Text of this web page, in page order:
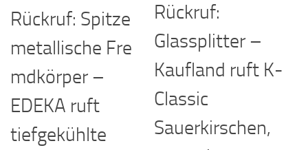
Rückruf: Spitze
metallische Fre
mdkörper –
EDEKA ruft
tiefgekühlte
Rückruf:
Glassplitter –
Kaufland ruft K-
Classic
Sauerkirschen,